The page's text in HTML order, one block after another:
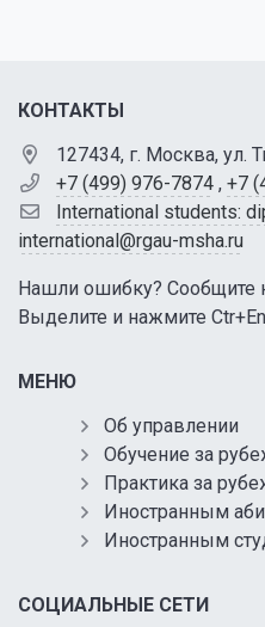
КОНТАКТЫ
127434, г. Москва, ул.
+7 (499) 976-7874 , +7
International students:
international@rgau-msha.ru
Нашли ошибку? Сообщите
Выделите и нажмите
МЕНЮ
Об управлении
Обучение за
Практика за
Иностранным
Иностранным
СОЦИАЛЬНЫЕ СЕТИ